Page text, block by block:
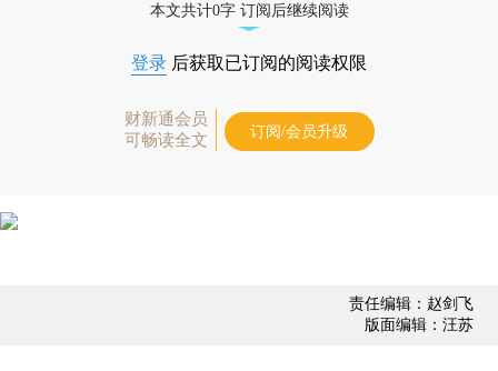
本文共计0字 订阅后继续阅读
登录 后获取已订阅的阅读权限
财新通会员
可畅读全文
订阅/会员升级
责任编辑：赵剑飞
版面编辑：汪苏